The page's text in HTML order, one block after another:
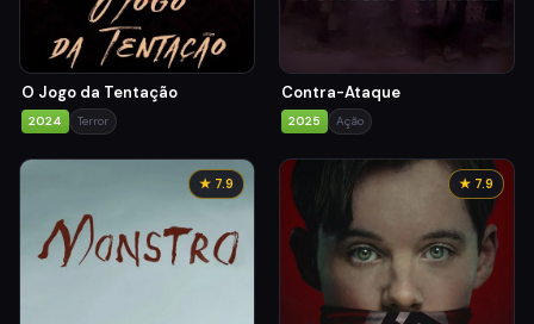
O Jogo da Tentação
2024 Terror
Contra-Ataque
2025 Ação
★ 7.9 ★ 7.9